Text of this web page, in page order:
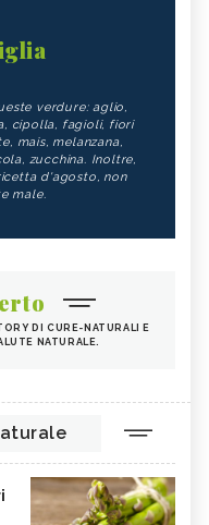
verdure: aglio,
cipolla, fagioli, fiori
mais, melanzana,
zucchina. Inoltre,
d'agosto, non
male.
DI CURE-NATURALI E
NATURALE.